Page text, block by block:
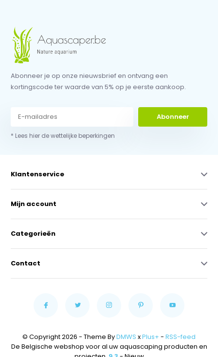
Abonneer je op onze nieuwsbrief en ontvang een
kortingscode ter waarde van 5% op je eerste aankoop.
Abonneer
* Lees hier de wettelijke beperkingen
Klantenservice
Mijn account
Categorieën
Contact
© Copyright 2026 - Theme ByDMWS xPlus+ - RSS-feed
De Belgische webshop voor al uw aquascaping producten en